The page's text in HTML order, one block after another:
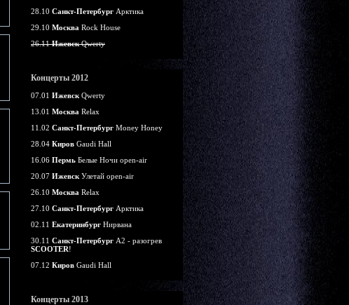
28.10 Санкт-Петербург Арктика
29.10 Москва Rock House
26.11ИжевскQwerty
Концерты 2012
07.01 Ижевск Qwerty
13.01 Москва Relax
11.02 Санкт-Петербург Money Honey
28.04 Киров Gaudi Hall
16.06 Пермь Белые Ночи open-air
20.07 Ижевск Улетай open-air
26.10 Москва Relax
27.10 Санкт-Петербург Арктика
02.11 Екатеринбург Нирвана
30.11 Санкт-Петербург А2 - разогрев
SCOOTER!
07.12 Киров Gaudi Hall
Концерты 2013